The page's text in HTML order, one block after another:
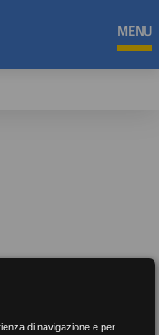
MENU
di navigazione e per